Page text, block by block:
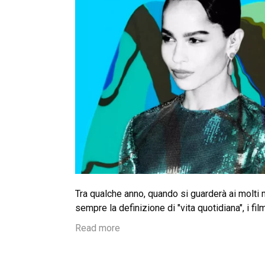
Tra qualche anno, quando si guarderà ai
sempre la definizione di "vita quotidiana", i
Read more